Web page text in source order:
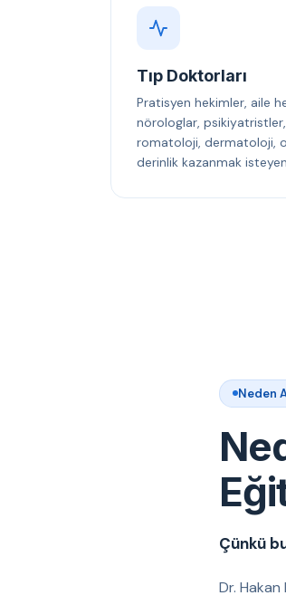
Tıp Doktorları
Pratisyen hekimler, aile
nörologlar, psikiyatristler,
romatoloji, dermatoloji,
derinlik kazanmak
Neden
Çünkü
Dr. Hakan